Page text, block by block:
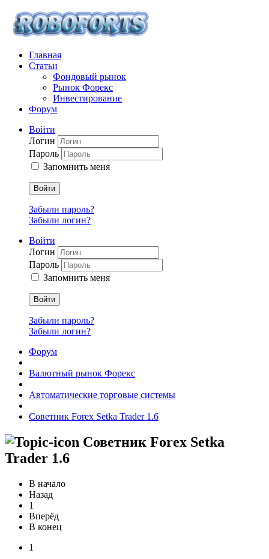
Главная
Статьи
Фондовый рынок
Рынок Форекс
Инвестирование
Форум
Войти
Логин
Пароль
Запомнить меня
Войти
Забыли пароль?
Забыли логин?
Войти
Логин
Пароль
Запомнить меня
Войти
Забыли пароль?
Забыли логин?
Форум
Валютный рынок Форекс
Автоматические торговые системы
Советник Forex Setka Trader 1.6
Советник Forex Setka
Trader 1.6
В начало
Назад
1
Вперёд
В конец
1